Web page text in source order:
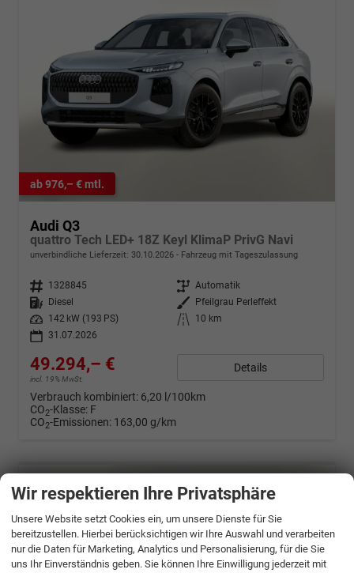
ab 976,– € mtl.
Audi Q3
quattro Tech LED+ 18Z Keyl KlimaP PrivG Navi
unverbindliche Lieferzeit: 30.10.2026 Fahrzeug mit Tageszulassung
Fahrzeugnr. 1328845 Getriebe Automatik
Kraftstoff
Diesel Außenfarbe
Pfeilgrau Perleffekt
Leistung
142 kW (193 PS) Kilometerstand
10 km
31.07.2026
49.294,– €
incl. 19% MwSt.
Details
Verbrauch kombiniert: 6,20 l/100km
CO2-Klasse: F
CO2-Emissionen: 163,00 g/km
Wir respektieren Ihre Privatsphäre
Unsere Website setzt Cookies ein, um unsere Dienste für Sie
bereitzustellen. Hierbei berücksichtigen wir Ihre Auswahl und verarbeiten
nur die Daten für Marketing, Analytics und Personalisierung, für die Sie
uns Ihr Einverständnis geben. Sie können Ihre Einwilligung jederzeit mit